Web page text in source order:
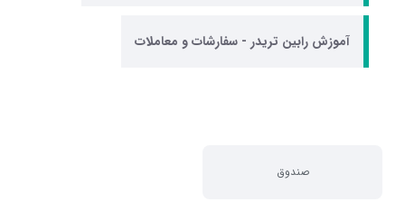
آموزش رابین تریدر - سفارشات و معاملات
صندوق